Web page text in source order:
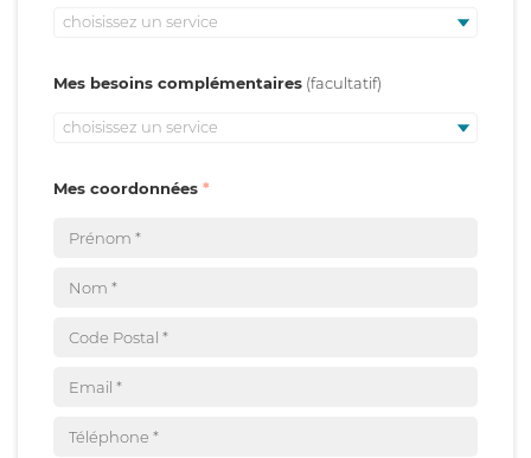
choisissez un service
Mes besoins complémentaires
choisissez un service
Mes coordonnées